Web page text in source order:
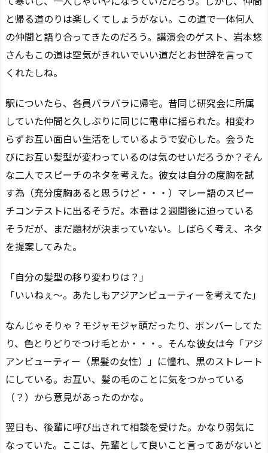
と帰る道のりは楽しくてしょうがない。この道で一体何人
の仲間と語り合ってきたのだろう。講演会のゲスト、岩本悠
さんもこの道は空気がきれいでいい道だとお世辞を言って
くれたしね。
駅についたら、各員バラバラに帰宅。昔同じ研究会に所属
していた仲間と久しぶりに同じに電車に揺られた。相変わ
らずお互い面白い生活をしているようで安心した。会うた
びにお互い髪型が変わっているのは気のせいだろうか？そん
な二人でスピーチのネタを考えた。彼女は自分の度胸を試
す為（充分度胸あると思うけど・・・）マレー語のスピー
チコンテストに出るそうだ。本番は２週間後に迫っている
そうだが、まだ題材が決まっていない。しばらく考え、ネタ
を提案してみた。
「自分の髪型の移り変わりは？」
「いいねぇ〜。あたしもアジアンビューティーを考えてた」
なんじゃそりゃ？モジャモジャ頭だったり、ボンバーしてた
り、色とりどりでつけ毛とか・・・。そんな彼女は今「アジ
アンビューティー（黒髪の女性）」に憧れ、黒のストレート
にしている。お互い、髪の毛のことに気をつかっている
（？）から意見があったのかな。
翌日も、後輩に呼び出されて相談を受けた。かなり弱気に
なっていた。ここは、先輩として良いこと言ってあがないと